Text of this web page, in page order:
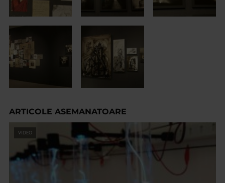
ARTICOLE ASEMANATOARE
VIDEO